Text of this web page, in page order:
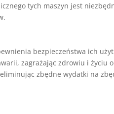
tych maszyn jest
bezpieczeństwa ich
zagrażając zdrowiu i życiu
zbędne wydatki na